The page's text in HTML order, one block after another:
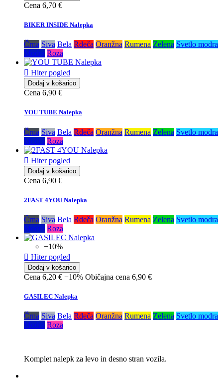
Cena 6,70 €
BIKER INSIDE Nalepka
Črna Siva Bela Rdeča Oranžna Rumena Zelena Svetlo modra
Modra Roza
 Hiter pogled
Dodaj v košarico
Cena 6,90 €
YOU TUBE Nalepka
Črna Siva Bela Rdeča Oranžna Rumena Zelena Svetlo modra
Modra Roza
 Hiter pogled
Dodaj v košarico
Cena 6,90 €
2FAST 4YOU Nalepka
Črna Siva Bela Rdeča Oranžna Rumena Zelena Svetlo modra
Modra Roza
−10%
 Hiter pogled
Dodaj v košarico
Cena 6,20 € −10% Običajna cena 6,90 €
GASILEC Nalepka
Črna Siva Bela Rdeča Oranžna Rumena Zelena Svetlo modra
Modra Roza
Komplet nalepk za levo in desno stran vozila.